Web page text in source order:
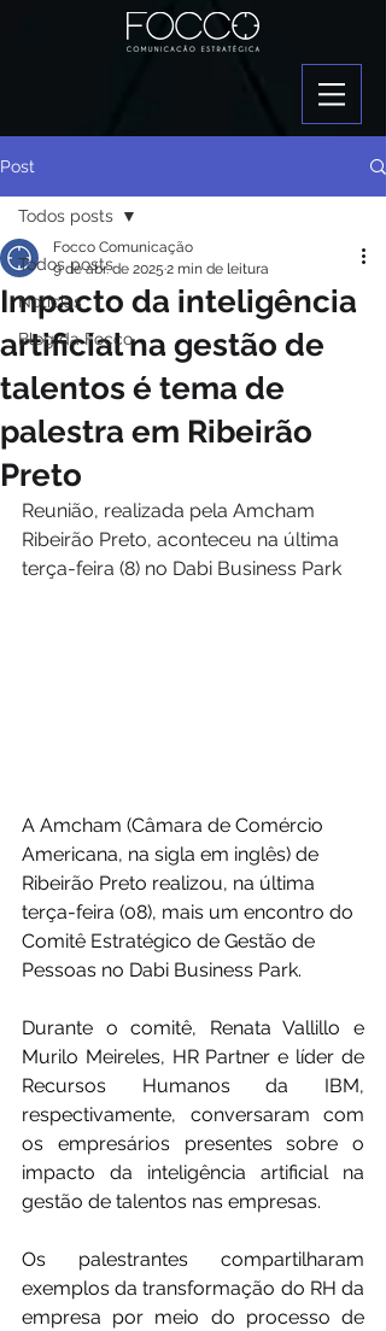
Post
Todos posts
Notícias
Blog da Focco
Todos posts
Impacto da inteligência
artificial na gestão de
talentos é tema de
palestra em Ribeirão
Preto
Focco Comunicação
9 de abr. de 2025 2 min de leitura
Reunião, realizada pela Amcham
Ribeirão Preto, aconteceu na última
terça-feira (8) no Dabi Business Park
A Amcham (Câmara de Comércio
Americana, na sigla em inglês) de
Ribeirão Preto realizou, na última
terça-feira (08), mais um encontro do
Comitê Estratégico de Gestão de
Pessoas no Dabi Business Park.
Durante o comitê, Renata Vallillo e
Murilo Meireles, HR Partner e líder de
Recursos Humanos da IBM,
respectivamente, conversaram com
os empresários presentes sobre o
impacto da inteligência artificial na
gestão de talentos nas empresas.
Os palestrantes compartilharam
exemplos da transformação do RH da
empresa por meio do processo de